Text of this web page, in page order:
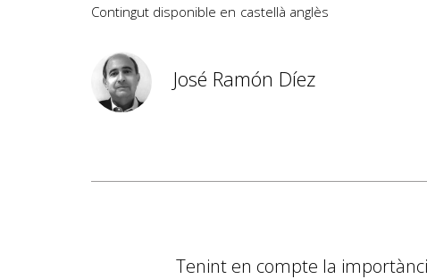
Contingut disponible en castellà anglès
José Ramón Díez
Tenint en compte la